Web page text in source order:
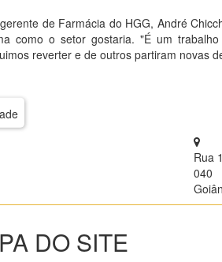
de Farmácia do HGG, André
como o setor gostaria. "É um
reverter e de outros partiram novas
Rua
040
DO SITE